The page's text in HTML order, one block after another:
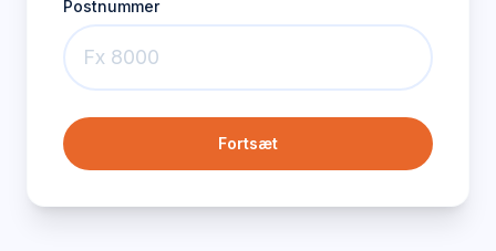
Postnummer
Fortsæt